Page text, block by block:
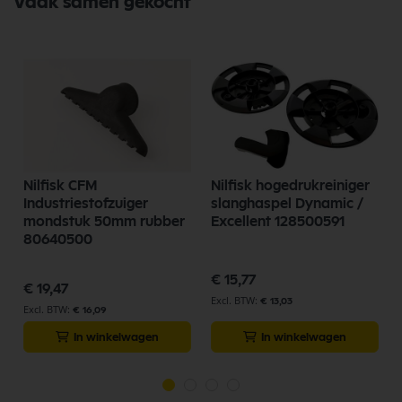
Nilfisk CFM
Industriestofzuiger
mondstuk 50mm rubber
80640500
€ 19,47
€ 16,09
In winkelwagen
Nilfisk hogedrukreiniger
slanghaspel Dynamic /
Excellent 128500591
€ 15,77
€ 13,03
In winkelwagen